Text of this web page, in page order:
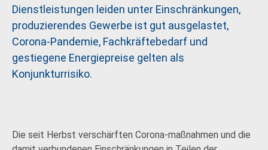
Dienstleistungen leiden unter Einschränkungen,
produzierendes Gewerbe ist gut ausgelastet,
Corona-Pandemie, Fachkräftebedarf und
gestiegene Energiepreise gelten als
Konjunkturrisiko.
Die seit Herbst verschärften Corona-maßnahmen und die